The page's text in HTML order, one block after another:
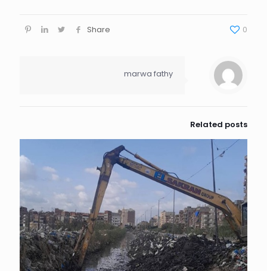
Share 0
marwa fathy
Related posts